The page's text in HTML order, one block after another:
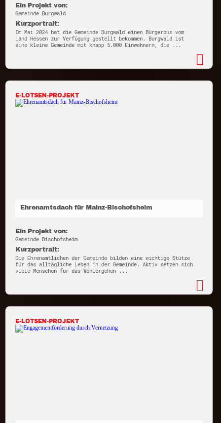
Ein Projekt von:
Gemeinde Burgwald
Kurzportrait:
Im Mai 2024 hat die Gemeinde Burgwald einen Bürgerbus vom
Land Hessen zur Verfügung gestellt bekommen. Burgwald ist
eine kleine Gemeinde mit knapp 5.000 Einwohnern, die ...
E-LOTSEN-PROJEKT
Ehrenamtsdach für Mainz-Bischofsheim
Ein Projekt von:
Gemeinde Bischofsheim
Kurzportrait:
Die Ehrenamtlichen der Gemeinde bilden eine wichtige Stütze
für das alltägliche Leben in der Gemeinde. Aktiv setzen sich
viele Menschen für das Wohlergehen ...
E-LOTSEN-PROJEKT